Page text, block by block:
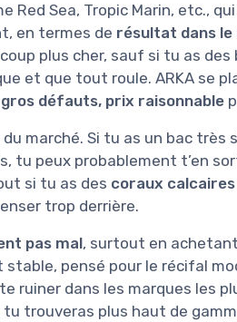
Red Sea, Tropic Marin, etc.,
en termes de résultat dans le
plus cher, sauf si tu as des
et que tout roule. ARKA se
défauts, prix raisonnable
marché. Si tu as un bac
tu peux probablement t’en
si tu as des coraux calcaires
trop derrière.
pas mal, surtout en
stable, pensé pour le récifal
ruiner dans les marques les
trouveras plus haut de